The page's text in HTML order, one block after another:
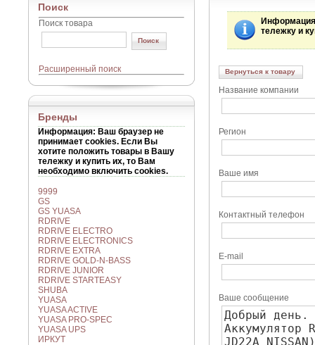
Поиск
Поиск товара
Расширенный поиск
Бренды
Информация: Ваш браузер не
принимает cookies. Если Вы
хотите положить товары в Вашу
тележку и купить их, то Вам
необходимо включить cookies.
9999
GS
GS YUASA
RDRIVE
RDRIVE ELECTRO
RDRIVE ELECTRONICS
RDRIVE EXTRA
RDRIVE GOLD-N-BASS
RDRIVE JUNIOR
RDRIVE STARTEASY
SHUBA
YUASA
YUASA ACTIVE
YUASA PRO-SPEC
YUASA UPS
ИРКУТ
Информация
тележку и
Вернуться к товару
Название компании
Регион
Ваше имя
Контактный телефон
E-mail
Ваше сообщение